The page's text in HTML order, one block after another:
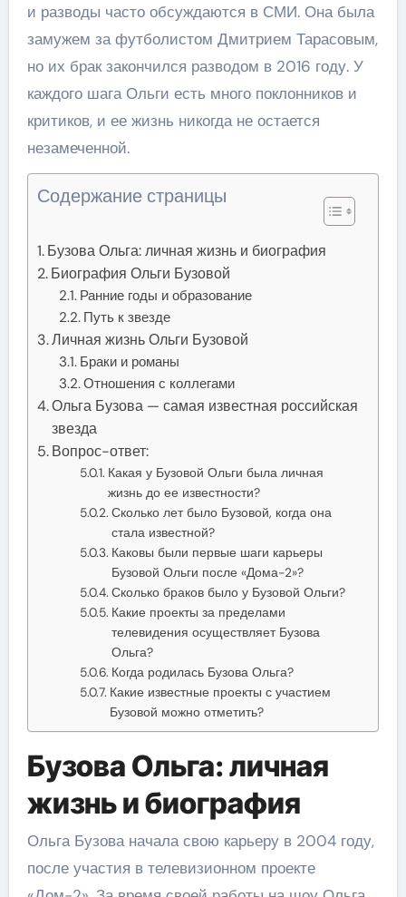
и разводы часто обсуждаются в СМИ. Она была
замужем за футболистом Дмитрием Тарасовым,
но их брак закончился разводом в 2016 году. У
каждого шага Ольги есть много поклонников и
критиков, и ее жизнь никогда не остается
незамеченной.
Содержание страницы
Бузова Ольга: личная жизнь и биография
Биография Ольги Бузовой
Ранние годы и образование
Путь к звезде
Личная жизнь Ольги Бузовой
Браки и романы
Отношения с коллегами
Ольга Бузова — самая известная российская
звезда
Вопрос-ответ:
Какая у Бузовой Ольги была личная
жизнь до ее известности?
Сколько лет было Бузовой, когда она
стала известной?
Каковы были первые шаги карьеры
Бузовой Ольги после «Дома-2»?
Сколько браков было у Бузовой Ольги?
Какие проекты за пределами
телевидения осуществляет Бузова
Ольга?
Когда родилась Бузова Ольга?
Какие известные проекты с участием
Бузовой можно отметить?
Бузова Ольга: личная
жизнь и биография
Ольга Бузова начала свою карьеру в 2004 году,
после участия в телевизионном проекте